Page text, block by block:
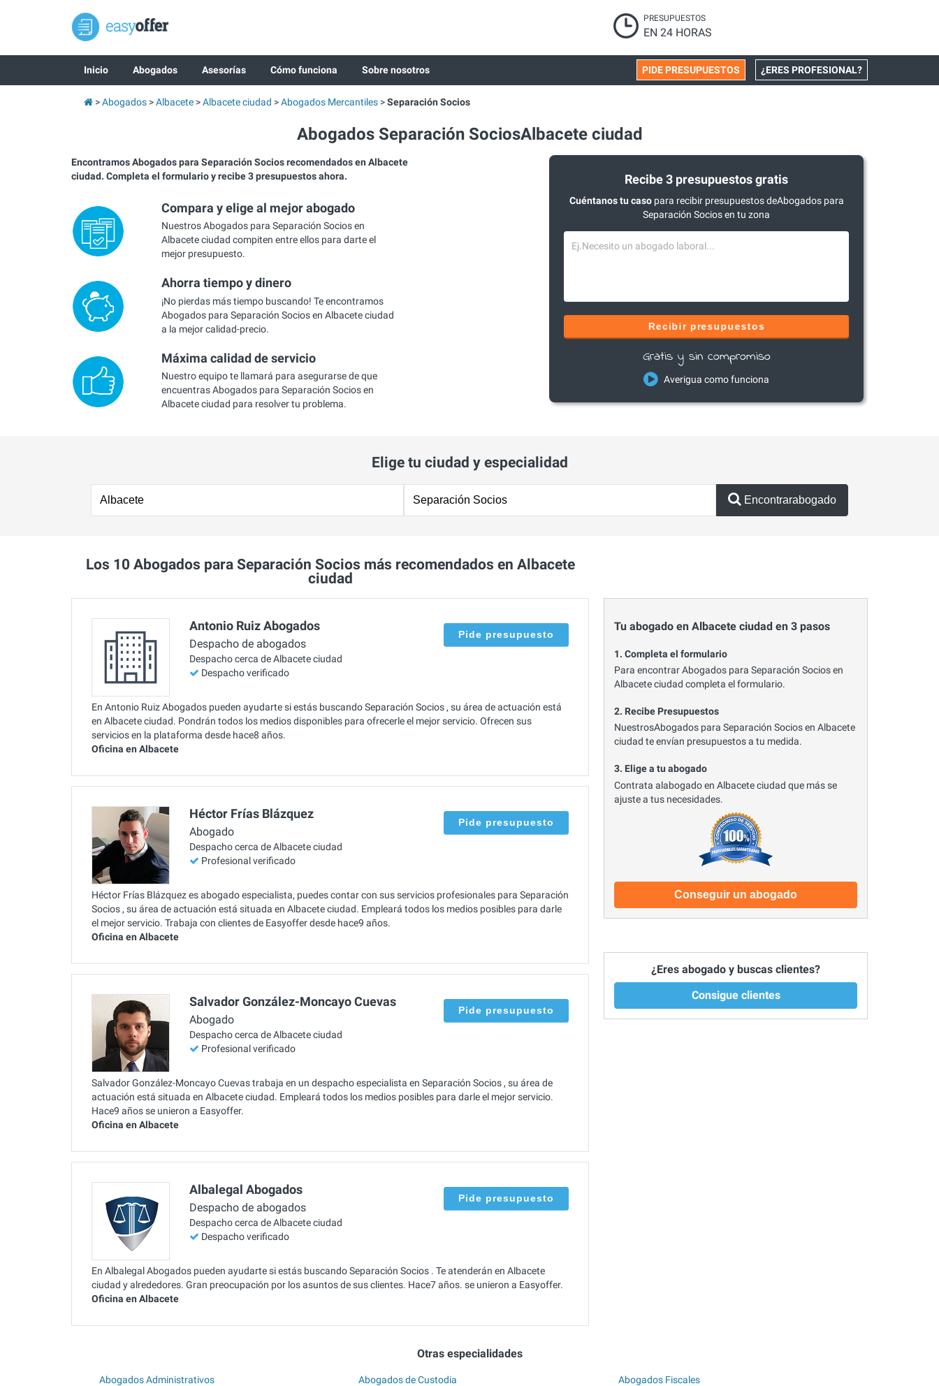
PRESUPUESTOS
EN 24 HORAS
Inicio Abogados Asesorías Cómo funciona Sobre nosotros ¿ERES PROFESIONAL?
PIDE PRESUPUESTOS
Abogados Albacete Albacete ciudad Abogados Mercantiles Separación Socios
Abogados Separación SociosAlbacete ciudad
Encontramos Abogados para Separación Socios recomendados en Albacete
ciudad. Completa el formulario y recibe 3 presupuestos ahora.
Compara y elige al mejor abogado
Nuestros Abogados para Separación Socios en
Albacete ciudad compiten entre ellos para darte el
mejor presupuesto.
Ahorra tiempo y dinero
¡No pierdas más tiempo buscando! Te encontramos
Abogados para Separación Socios en Albacete ciudad
a la mejor calidad-precio.
Máxima calidad de servicio
Nuestro equipo te llamará para asegurarse de que
encuentras Abogados para Separación Socios en
Albacete ciudad para resolver tu problema.
Recibe 3 presupuestos gratis
Cuéntanos tu casopara recibir presupuestos deAbogados para
Separación Socios en tu zona
Recibir presupuestos
Gratis y sin compromiso
Averigua como funciona
Elige tu ciudad y especialidad
Encontrarabogado
Los 10 Abogados para Separación Socios más recomendados en Albacete
ciudad
Antonio Ruiz Abogados
Despacho de abogados
Despacho cerca de Albacete ciudad
Despacho verificado
Pide presupuesto
En Antonio Ruiz Abogados pueden ayudarte si estás buscando Separación Socios , su área de actuación está
en Albacete ciudad. Pondrán todos los medios disponibles para ofrecerle el mejor servicio. Ofrecen sus
servicios en la plataforma desde hace8 años.
Oficina en Albacete
Héctor Frías Blázquez
Abogado
Despacho cerca de Albacete ciudad
Profesional verificado
Pide presupuesto
Héctor Frías Blázquez es abogado especialista, puedes contar con sus servicios profesionales para Separación
Socios , su área de actuación está situada en Albacete ciudad. Empleará todos los medios posibles para darle
el mejor servicio. Trabaja con clientes de Easyoffer desde hace9 años.
Oficina en Albacete
Salvador González-Moncayo Cuevas
Abogado
Despacho cerca de Albacete ciudad
Profesional verificado
Pide presupuesto
Salvador González-Moncayo Cuevas trabaja en un despacho especialista en Separación Socios , su área de
actuación está situada en Albacete ciudad. Empleará todos los medios posibles para darle el mejor servicio.
Hace9 años se unieron a Easyoffer.
Oficina en Albacete
Albalegal Abogados
Despacho de abogados
Despacho cerca de Albacete ciudad
Despacho verificado
Pide presupuesto
En Albalegal Abogados pueden ayudarte si estás buscando Separación Socios . Te atenderán en Albacete
ciudad y alrededores. Gran preocupación por los asuntos de sus clientes. Hace7 años. se unieron a Easyoffer.
Oficina en Albacete
Tu abogado en Albacete ciudad en 3 pasos
1. Completa el formulario
Para encontrar Abogados para Separación Socios en
Albacete ciudad completa el formulario.
2. Recibe Presupuestos
NuestrosAbogados para Separación Socios en Albacete
ciudad te envían presupuestos a tu medida.
3. Elige a tu abogado
Contrata alabogado en Albacete ciudad que más se
ajuste a tus necesidades.
Conseguir un abogado
¿Eres abogado y buscas clientes?
Consigue clientes
Otras especialidades
Abogados Administrativos
Abogados de Custodia
Abogados Fiscales